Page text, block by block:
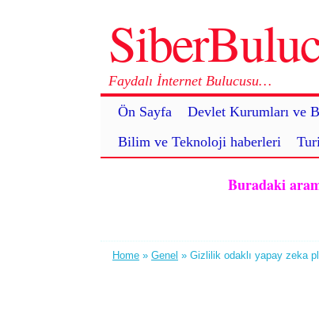
Faydalı İnternet Bulucusu…
Ön Sayfa
Devlet Kurumları ve
Bilim ve Teknoloji haberleri
Buradaki
Home » Genel » Gizlilik odaklı yapay zeka